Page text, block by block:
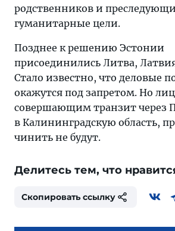
родственников и
гуманитарные цели.
Позднее к решению Эстонии
присоединились Литва,
Стало известно, что деловые
окажутся под запретом. Но
совершающим транзит через
в Калининградскую область,
чинить не будут.
Делитесь тем, что
Скопировать ссылку